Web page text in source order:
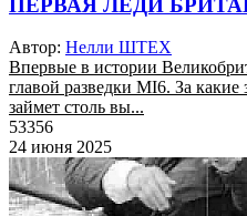
ПЕРВАЯ ЛЕДИ
Автор: Нелли ШТЕХ
Впервые в истории
главой разведки MI6. За
займет столь вы...
53356
24 июня 2025